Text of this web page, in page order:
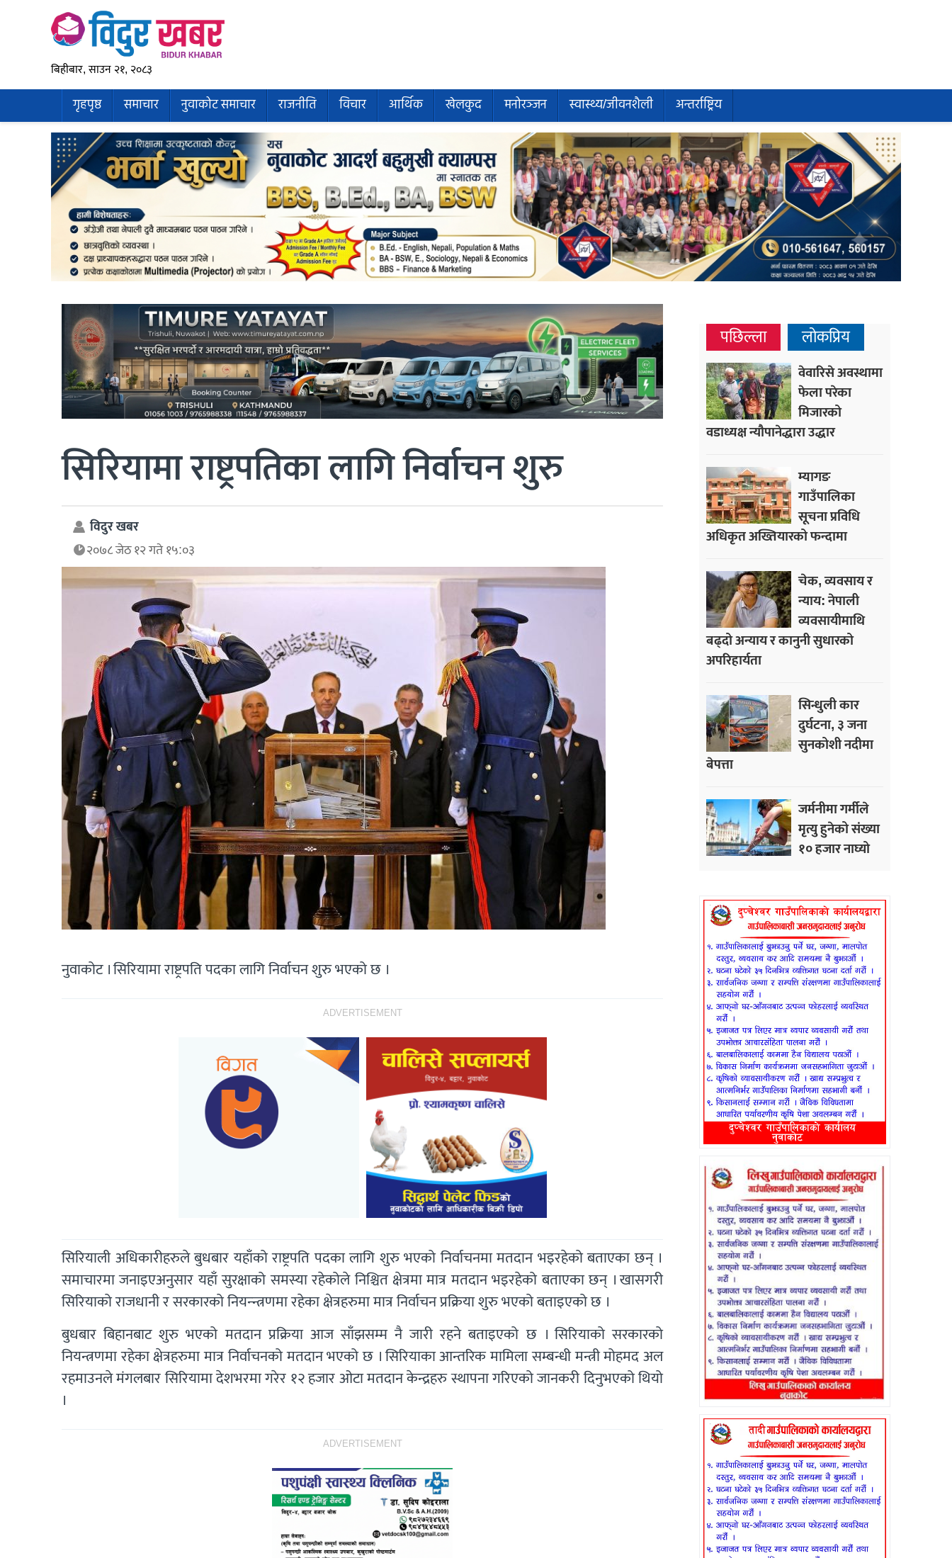
बिहीबार, साउन २१, २०८३
गृहपृष्ठ समाचार नुवाकोट समाचार राजनीति विचार आर्थिक खेलकुद मनोरञ्जन स्वास्थ्य/जीवनशैली अन्तर्राष्ट्रिय
सिरियामा राष्ट्रपतिका लागि निर्वाचन शुरु
विदुर खबर
२०७८ जेठ १२ गते १५:०३
नुवाकोट । सिरियामा राष्ट्रपति पदका लागि निर्वाचन शुरु भएको छ ।
ADVERTISEMENT
सिरियाली अधिकारीहरुले बुधबार यहाँको राष्ट्रपति पदका लागि शुरु भएको निर्वाचनमा मतदान भइरहेको बताएका छन् ।
समाचारमा जनाइएअनुसार यहाँ सुरक्षाको समस्या रहेकोले निश्चित क्षेत्रमा मात्र मतदान भइरहेको बताएका छन् । खासगरी
सिरियाको राजधानी र सरकारको नियन्न्त्रणमा रहेका क्षेत्रहरुमा मात्र निर्वाचन प्रक्रिया शुरु भएको बताइएको छ ।
बुधबार बिहानबाट शुरु भएको मतदान प्रक्रिया आज साँझसम्म नै जारी रहने बताइएको छ । सिरियाको सरकारको
नियन्त्रणमा रहेका क्षेत्रहरुमा मात्र निर्वाचनको मतदान भएको छ । सिरियाका आन्तरिक मामिला सम्बन्धी मन्त्री मोहमद अल
रहमाउनले मंगलबार सिरियामा देशभरमा गरेर १२ हजार ओटा मतदान केन्द्रहरु स्थापना गरिएको जानकरी दिनुभएको थियो
।
ADVERTISEMENT
पछिल्ला लोकप्रिय
वेवारिसे अवस्थामा
फेला परेका
मिजारको
वडाध्यक्ष न्यौपानेद्धारा उद्धार
म्यागङ
गाउँपालिका
सूचना प्रविधि
अधिकृत अख्तियारको फन्दामा
चेक, व्यवसाय र
न्याय: नेपाली
व्यवसायीमाथि
बढ्दो अन्याय र कानुनी सुधारको
अपरिहार्यता
सिन्धुली कार
दुर्घटना, ३ जना
सुनकोशी नदीमा
बेपत्ता
जर्मनीमा गर्मीले
मृत्यु हुनेको संख्या
१० हजार नाघ्यो